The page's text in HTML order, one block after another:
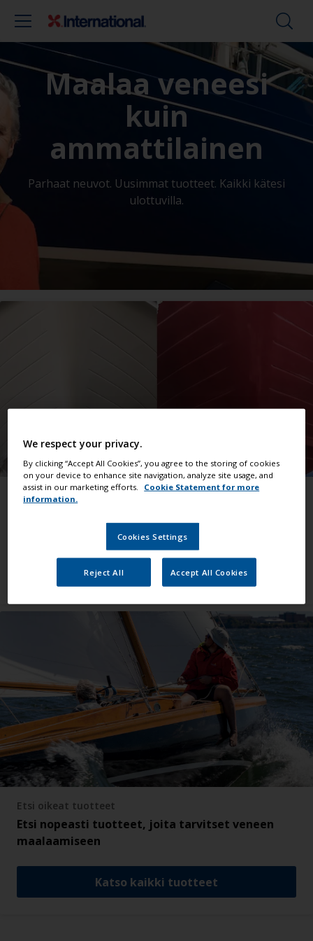
Maalaa veneesi
kuin
ammattilainen
Parhaat neuvot. Uusimmat tuotteet. Kaikki kätesi
ulottuvilla.
Tee työsi kunnolla
kaikentyyppisistä töistä
Katso kaikki tukitiedot
Etsi oikeat tuotteet
Etsi nopeasti tuotteet, joita tarvitset veneen
maalaamiseen
Katso kaikki tuotteet
We respect your privacy.
By clicking “Accept All Cookies”, you agree to the storing of cookies
on your device to enhance site navigation, analyze site usage, and
assist in our marketing efforts.
Cookie Statement for more
information.
Cookies Settings
Reject All Accept All Cookies